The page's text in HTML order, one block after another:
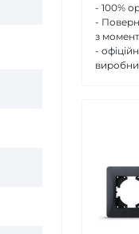
- 100%
-
з
-